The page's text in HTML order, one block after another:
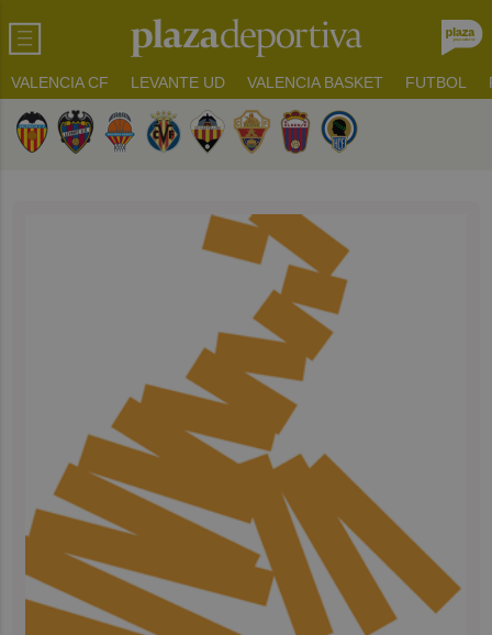
VALENCIA CF LEVANTE UD VALENCIA BASKET FUTBOL